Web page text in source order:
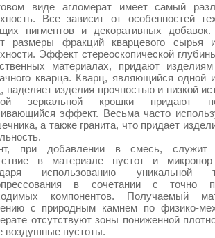
виде агломерат имеет самый
Все зависит от особенностей
пигментов и декоративных
размеры фракций кварцевого сырья
Эффект стереоскопической
материалах, придают
кварца. Кварц, являющийся одной
наделяет изделия прочностью и низкой
зеркальной крошки придают
эффект. Весьма часто
а также гранита, что придает
при добавлении в смесь, служит
в материале пустот и
использованию уникальной
в сочетании с точно
компонентов. Получаемый
с природным камнем по физико-
отсутствуют зоны пониженной
воздушные пустоты.